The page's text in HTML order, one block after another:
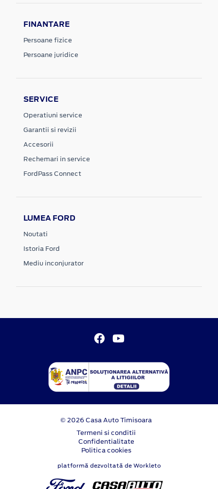
FINANTARE
Persoane fizice
Persoane juridice
SERVICE
Operatiuni service
Garantii si revizii
Accesorii
Rechemari in service
FordPass Connect
LUMEA FORD
Noutati
Istoria Ford
Mediu inconjurator
© 2026 Casa Auto Timisoara
Termeni si conditii
Confidentialitate
Politica cookies
platformă dezvoltată de Workleto